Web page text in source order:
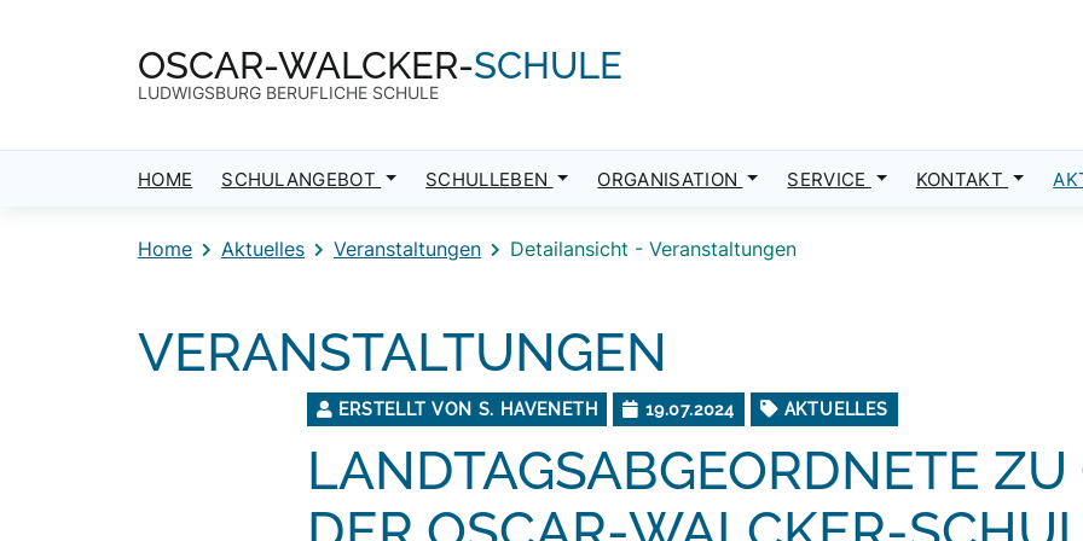
OSCAR-WALCKER-SCHULE
LUDWIGSBURG BERUFLICHE SCHULE
HOME SCHULANGEBOT SCHULLEBEN ORGANISATION SERVICE KONTAKT
Home Aktuelles Veranstaltungen Detailansicht - Veranstaltungen
VERANSTALTUNGEN
ERSTELLT VON S. HAVENETH 19.07.2024 AKTUELLES
LANDTAGSABGEORDNETE